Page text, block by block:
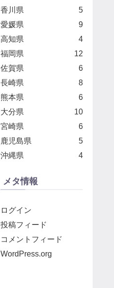
香川県
5
愛媛県
9
高知県
4
福岡県
12
佐賀県
6
長崎県
8
熊本県
6
大分県
10
宮崎県
6
鹿児島県
5
沖縄県
4
メタ情報
ログイン
投稿フィード
コメントフィード
WordPress.org